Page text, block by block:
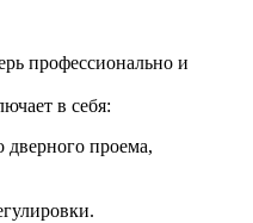
профессионально и
в себя:
дверного проема,